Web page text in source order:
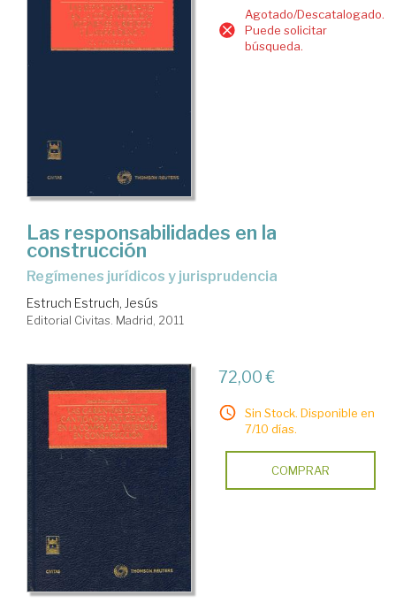
Agotado/Descatalogado.
Puede solicitar
búsqueda.
Las responsabilidades en la
construcción
regímenes jurídicos y jurisprudencia
Estruch Estruch, Jesús
Editorial Civitas. Madrid, 2011
72,00 €
Sin Stock. Disponible en
7/10 días.
COMPRAR